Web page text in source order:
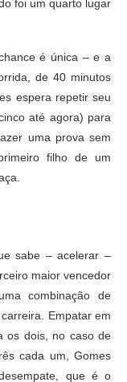
foi um quarto lugar
é única – e a
de 40 minutos
espera repetir seu
até agora) para
uma prova sem
filho de um
sabe – acelerar –
maior vencedor
combinação de
Empatar em
os dois, no caso de
cada um, Gomes
que é o